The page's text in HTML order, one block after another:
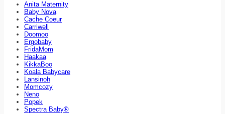
Anita Maternity
Baby Nova
Cache Coeur
Carriwell
Doomoo
Ergobaby
FridaMom
Haakaa
KikkaBoo
Koala Babycare
Lansinoh
Momcozy
Neno
Popek
Spectra Baby®